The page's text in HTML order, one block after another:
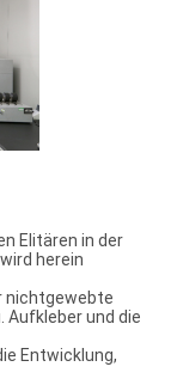
Elitären in der
herein
nichtgewebte
Aufkleber und die
Entwicklung,